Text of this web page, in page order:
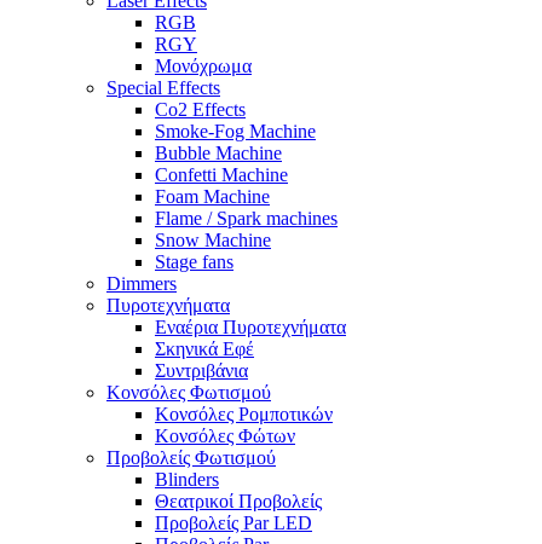
RGB
RGY
Μονόχρωμα
Special Effects
Co2 Effects
Smoke-Fog Machine
Bubble Machine
Confetti Machine
Foam Machine
Flame / Spark machines
Snow Machine
Stage fans
Dimmers
Πυροτεχνήματα
Εναέρια Πυροτεχνήματα
Σκηνικά Εφέ
Συντριβάνια
Κονσόλες Φωτισμού
Κονσόλες Ρομποτικών
Κονσόλες Φώτων
Προβολείς Φωτισμού
Blinders
Θεατρικοί Προβολείς
Προβολείς Par LED